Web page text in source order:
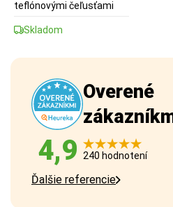
teflónovými čeľusťami
Skladom
Overené
4,9 240 hodnotení
Ďalšie referencie